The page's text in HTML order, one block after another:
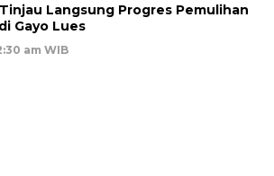
Langsung Progres Pemulihan
Gayo Lues
am WIB